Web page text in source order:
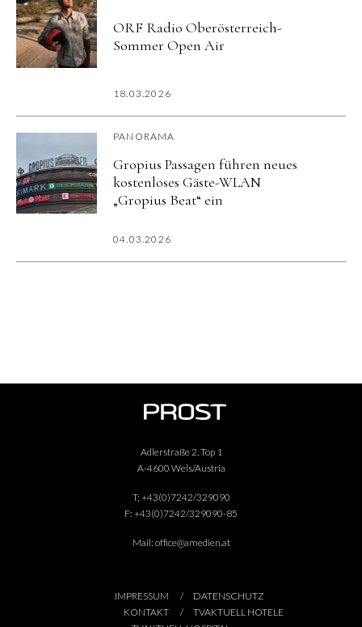
ORF Radio Oberösterreich-
Sommer Open Air
18.03.2026
PANORAMA
Gropius Passagen führen neues
kostenloses Gäste-WLAN
„Gropius Beat“ ein
04.03.2026
Adlerstraße 2, Top 1
A-4600 Wels/Austria
T: +43(0)7242/329090
F: +43(0)7242/329090-85
Mail: office@amedien.at
IMPRESSUM
DATENSCHUTZ
KONTAKT
TVAKTUELL HOTELE